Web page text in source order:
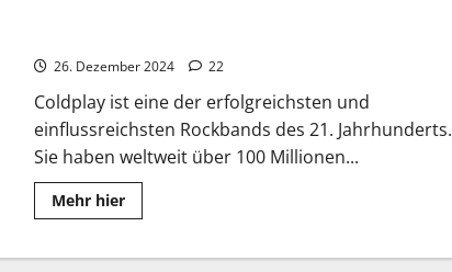
26. Dezember 2024 22
Coldplay ist eine der erfolgreichsten und
einflussreichsten Rockbands des 21. Jahrhunderts.
Sie haben weltweit über 100 Millionen...
Mehr hierRead
more
„Viva